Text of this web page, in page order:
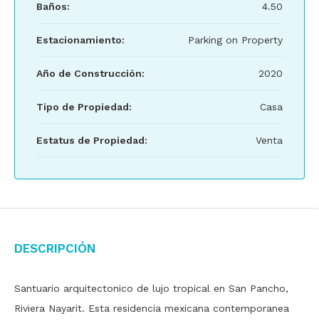
Baños: 4.50
Estacionamiento: Parking on Property
Año de Construcción: 2020
Tipo de Propiedad: Casa
Estatus de Propiedad: Venta
Descripción
Santuario arquitectonico de lujo tropical en San Pancho,
Riviera Nayarit. Esta residencia mexicana contemporanea